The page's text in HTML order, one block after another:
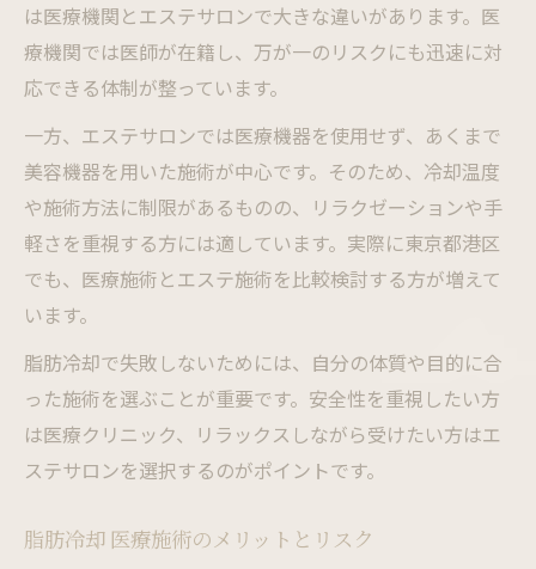
は医療機関とエステサロンで大きな違いがあります。医
療機関では医師が在籍し、万が一のリスクにも迅速に対
応できる体制が整っています。
一方、エステサロンでは医療機器を使用せず、あくまで
美容機器を用いた施術が中心です。そのため、冷却温度
や施術方法に制限があるものの、リラクゼーションや手
軽さを重視する方には適しています。実際に東京都港区
でも、医療施術とエステ施術を比較検討する方が増えて
います。
脂肪冷却で失敗しないためには、自分の体質や目的に合
った施術を選ぶことが重要です。安全性を重視したい方
は医療クリニック、リラックスしながら受けたい方はエ
ステサロンを選択するのがポイントです。
脂肪冷却 医療施術のメリットとリスク